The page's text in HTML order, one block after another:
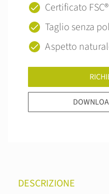
Certificato
Taglio senza
Aspetto
DESCRIZIONE